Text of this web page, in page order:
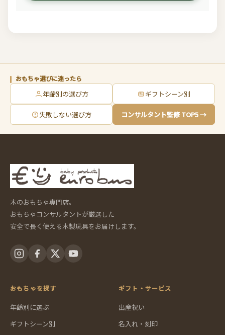
おもちゃ選びに迷ったら
年齢別の選び方 ギフトシーン別
失敗しない選び方 コンサルタント監修 TOP5 →
木のおもちゃ専門店。
おもちゃコンサルタントが厳選した
安全で長く使える木製玩具をお届けします。
おもちゃを探す
年齢別に選ぶ
ギフトシーン別
ギフト・サービス
出産祝い
名入れ・刻印